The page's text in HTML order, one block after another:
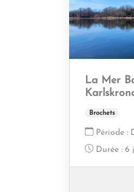
La Mer
Brochets
Période :
Durée : 6